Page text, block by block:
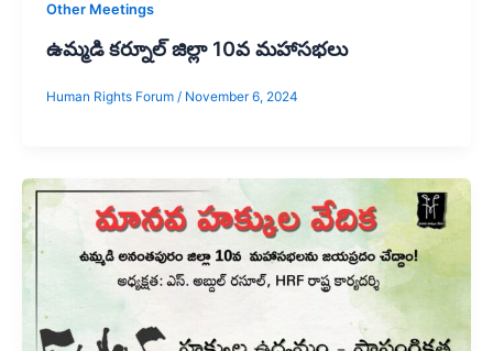
Other Meetings
ఉమ్మడి కర్నూల్ జిల్లా 10వ మహాసభలు
Human Rights Forum / November 6, 2024